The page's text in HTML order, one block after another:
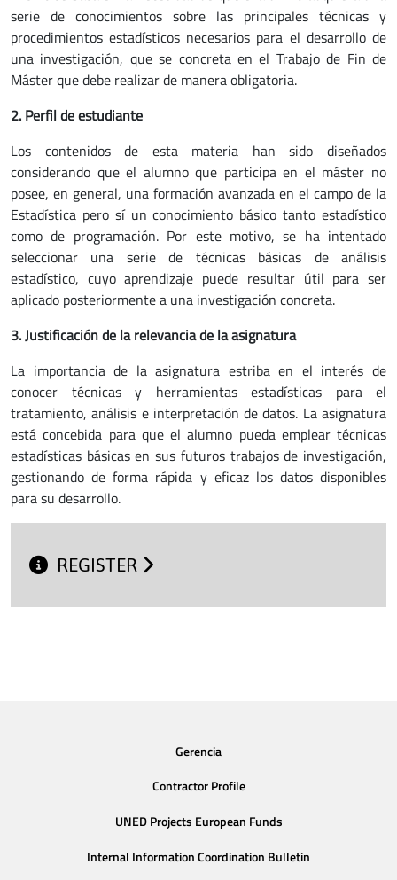
serie de conocimientos sobre las principales técnicas y
procedimientos estadísticos necesarios para el desarrollo de
una investigación, que se concreta en el Trabajo de Fin de
Máster que debe realizar de manera obligatoria.
2. Perfil de estudiante
Los contenidos de esta materia han sido diseñados
considerando que el alumno que participa en el máster no
posee, en general, una formación avanzada en el campo de la
Estadística pero sí un conocimiento básico tanto estadístico
como de programación. Por este motivo, se ha intentado
seleccionar una serie de técnicas básicas de análisis
estadístico, cuyo aprendizaje puede resultar útil para ser
aplicado posteriormente a una investigación concreta.
3. Justificación de la relevancia de la asignatura
La importancia de la asignatura estriba en el interés de
conocer técnicas y herramientas estadísticas para el
tratamiento, análisis e interpretación de datos. La asignatura
está concebida para que el alumno pueda emplear técnicas
estadísticas básicas en sus futuros trabajos de investigación,
gestionando de forma rápida y eficaz los datos disponibles
para su desarrollo.
REGISTER
Gerencia
Contractor Profile
UNED Projects European Funds
Internal Information Coordination Bulletin